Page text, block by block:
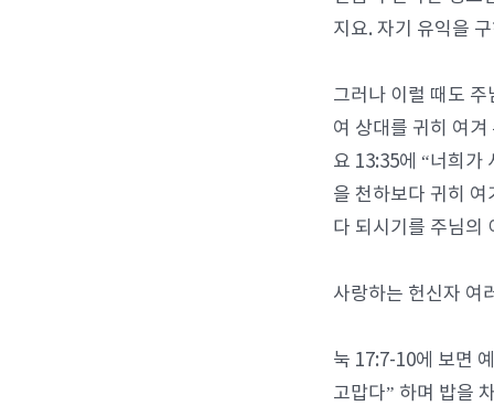
지요. 자기 유익을
그러나 이럴 때도
여 상대를 귀히 여
요 13:35에 “너희가
을 천하보다 귀히
다 되시기를 주님의
사랑하는 헌신자 여
눅 17:7-10에 보면
고맙다” 하며 밥을